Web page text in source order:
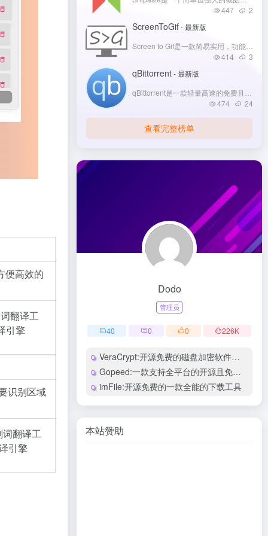
便高效的
识别区域
447
2
ScreenToGif- 最新版
414
3
qBittorrent- 最新版
474
24
查看完整榜单
Dodo
管理员
40 0 0 226K
VeraCrypt:开源免费的磁盘加密软件，支持多平台
Gopeed:一款支持全平台的开源且免费下载器
imFile:开源免费的一款全能的下载工具
本站赞助